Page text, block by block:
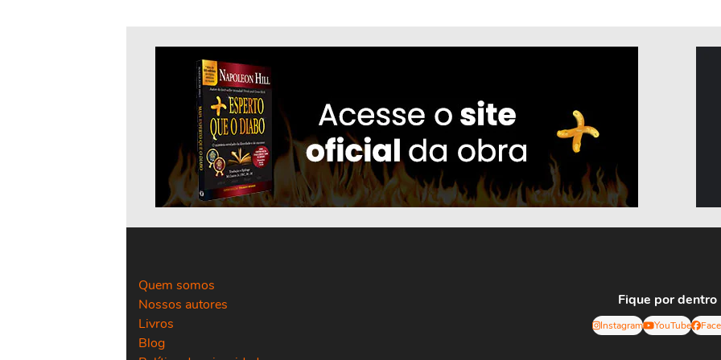
Quem somos
Nossos autores
Livros
Blog
Fique por dentro
Instagram YouTube